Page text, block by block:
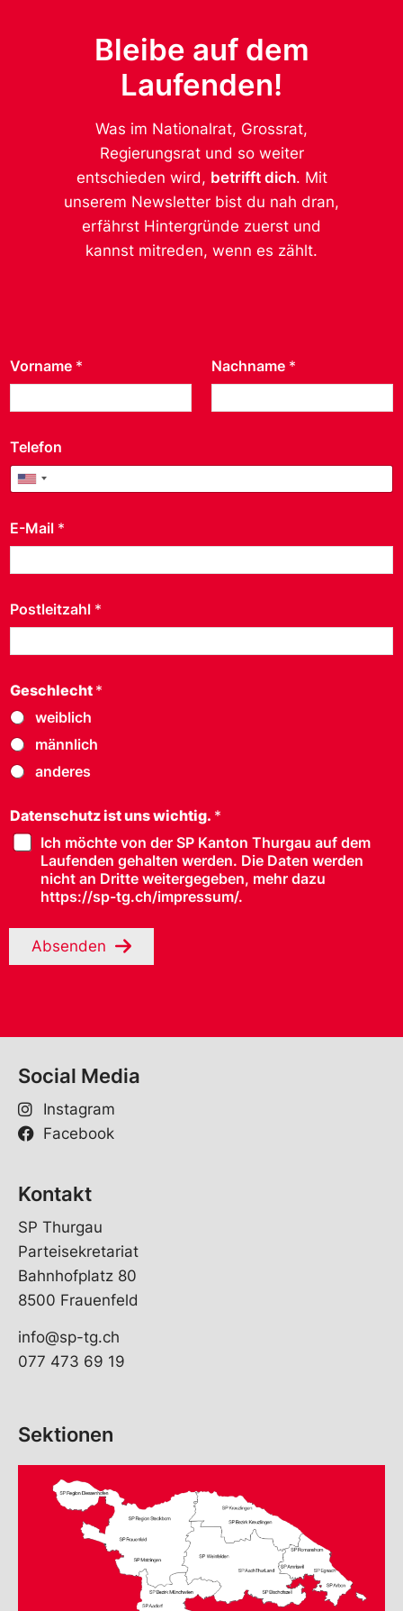
Bleibe auf dem
Laufenden!
Was im Nationalrat, Grossrat,
Regierungsrat und so weiter
entschieden wird, betrifft dich. Mit
unserem Newsletter bist du nah dran,
erfährst Hintergründe zuerst und
kannst mitreden, wenn es zählt.
Vorname * Nachname *
Telefon
United States +1
E-Mail *
Postleitzahl *
Geschlecht *
weiblich
männlich
anderes
Datenschutz ist uns wichtig. *
Ich möchte von der SP Kanton Thurgau auf dem
Laufenden gehalten werden. Die Daten werden
nicht an Dritte weitergegeben, mehr dazu
https://sp-tg.ch/impressum/.
Absenden
Social Media
Instagram
Facebook
Kontakt
SP Thurgau
Parteisekretariat
Bahnhofplatz 80
8500 Frauenfeld
info@sp-tg.ch
077 473 69 19
Sektionen